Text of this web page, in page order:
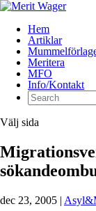
Hem
Artiklar
Meritera
MFO
Info/Kontakt
Välj sida
dec 23, 2005 |